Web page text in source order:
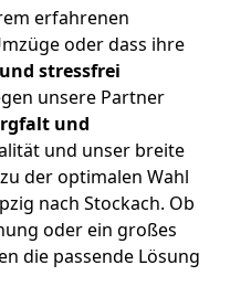
erfahrenen
oder dass ihre
stressfrei
unsere Partner
und
und unser breite
der optimalen Wahl
nach Stockach. Ob
oder ein großes
die passende Lösung